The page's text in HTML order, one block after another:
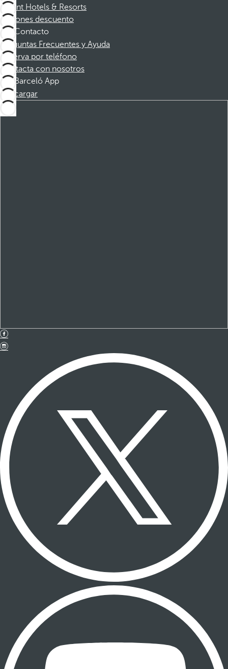
Dorint Hotels & Resorts
Cupones descuento
Contacto
Preguntas Frecuentes y Ayuda
Reserva por teléfono
Contacta con nosotros
Barceló App
Descargar